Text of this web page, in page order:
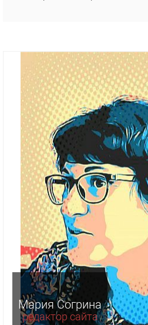
Мария Согрина
редактор сайта